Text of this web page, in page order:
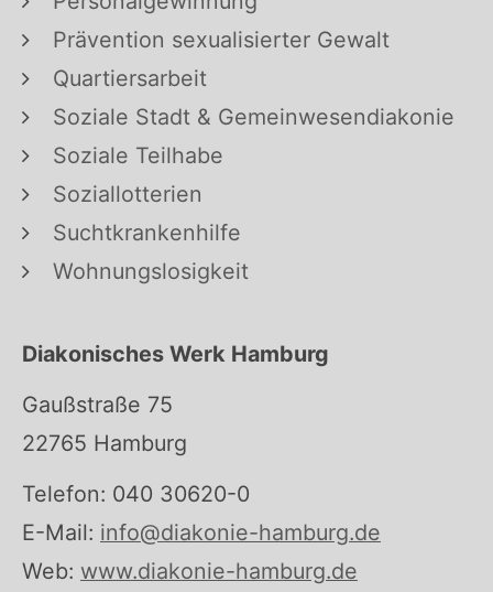
Prävention sexualisierter Gewalt
Quartiersarbeit
Soziale Stadt & Gemeinwesendiakonie
Soziale Teilhabe
Soziallotterien
Suchtkrankenhilfe
Wohnungslosigkeit
Diakonisches Werk Hamburg
Gaußstraße 75
22765 Hamburg
Telefon: 040 30620-0
E-Mail: info@diakonie-hamburg.de
Web: www.diakonie-hamburg.de